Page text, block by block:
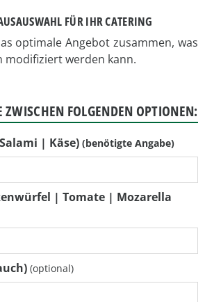
FÜR IHR CATERING
optimale Angebot zusammen, was
modifiziert werden kann.
FOLGENDEN OPTIONEN:
| Käse)
| Tomate | Mozarella